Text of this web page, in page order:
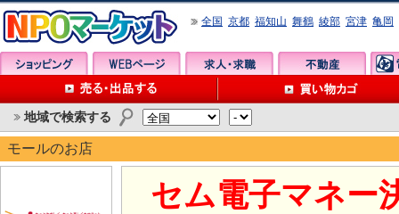
全国 京都 福知山 舞鶴 綾部 宮津 亀岡
地域で検索する
モールのお店
セム電子マネー